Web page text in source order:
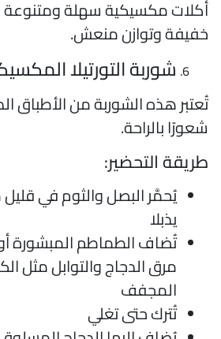
مكسيكية سهلة ومتنوعة
وتوازن منعش.
شوربة التورتيلا
هذه الشوربة من الأطباق
بالراحة.
التحضير:
يُحمَّر البصل والثوم في قليل
يذبلا
تُضاف الطماطم المبشورة أو
مرق الدجاج والتوابل مثل
المجفف
تُترك حتى تغلي